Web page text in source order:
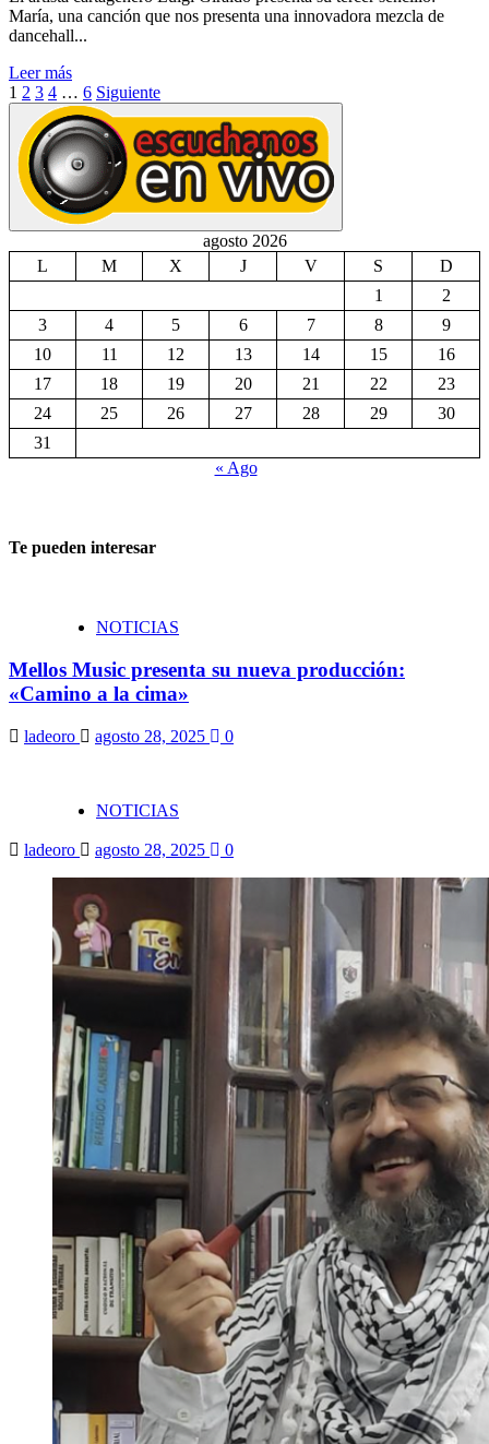
María, una canción que nos presenta una innovadora mezcla de
dancehall...
Leer más
Paginación
de
entradas
1 2 3 4 … 6 Siguiente
agosto 2026
L
M X J V S
D
1
2
3
4 5 6 7 8
9
10
11 12 13 14 15
16
17
18 19 20 21 22
23
24
25 26 27 28 29
30
31
« Ago
Te pueden interesar
NOTICIAS
Mellos Music presenta su nueva producción:
«Camino a la cima»
ladeoro agosto 28, 2025 0
NOTICIAS
ladeoro agosto 28, 2025 0